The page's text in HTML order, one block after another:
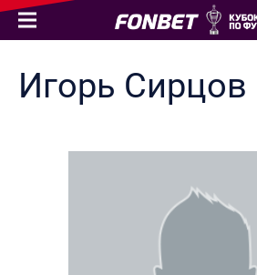
Игорь Сирцов